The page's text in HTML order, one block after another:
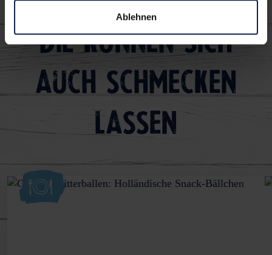
Ablehnen
Die können sich
auch schmecken
lassen